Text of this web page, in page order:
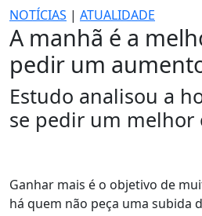
NOTÍCIAS | ATUALIDADE
A manhã é a
pedir um
Estudo analisou a
se pedir um melhor
Ganhar mais é o objetivo de
há quem não peça uma subida